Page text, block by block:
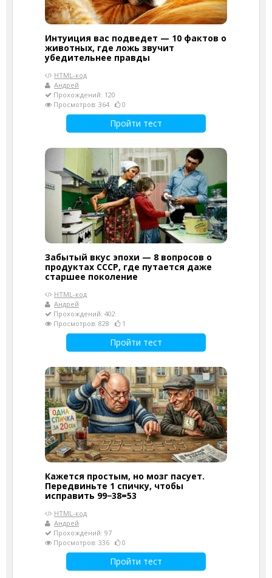
Интуиция вас подведет — 10 фактов о
животных, где ложь звучит
убедительнее правды
HTML-код
Андрей
Прохождений: 120
Просмотров: 364
0
Пройти тест
Забытый вкус эпохи — 8 вопросов о
продуктах СССР, где путается даже
старшее поколение
HTML-код
Андрей
Прохождений: 402
Просмотров: 828
1
Пройти тест
Кажется простым, но мозг пасует.
Передвиньте 1 спичку, чтобы
исправить 99−38=53
HTML-код
Андрей
Прохождений: 97
Просмотров: 336
0
Пройти тест